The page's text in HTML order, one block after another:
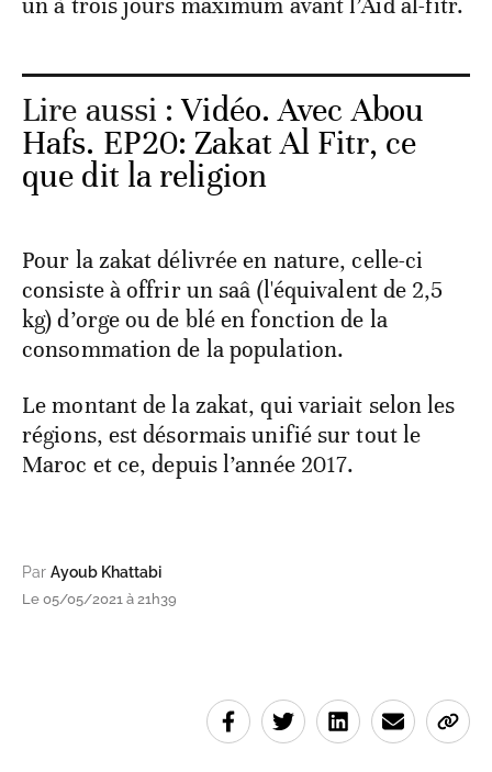
Lire aussi :Vidéo. Avec Abou
Hafs. EP20: Zakat Al Fitr, ce
que dit la religion
Pour la zakat délivrée en nature, celle-ci
consiste à offrir un saâ (l'équivalent de 2,5
kg) d’orge ou de blé en fonction de la
consommation de la population.
Le montant de la zakat, qui variait selon les
régions, est désormais unifié sur tout le
Maroc et ce, depuis l’année 2017.
Par Ayoub Khattabi
Le 05/05/2021 à 21h39